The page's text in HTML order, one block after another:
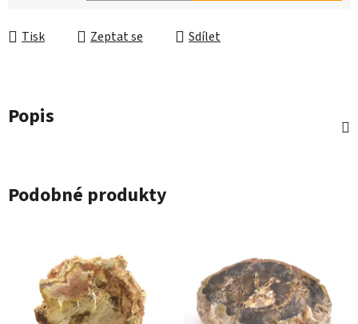
Tisk Zeptat se Sdílet
Popis
Podobné produkty